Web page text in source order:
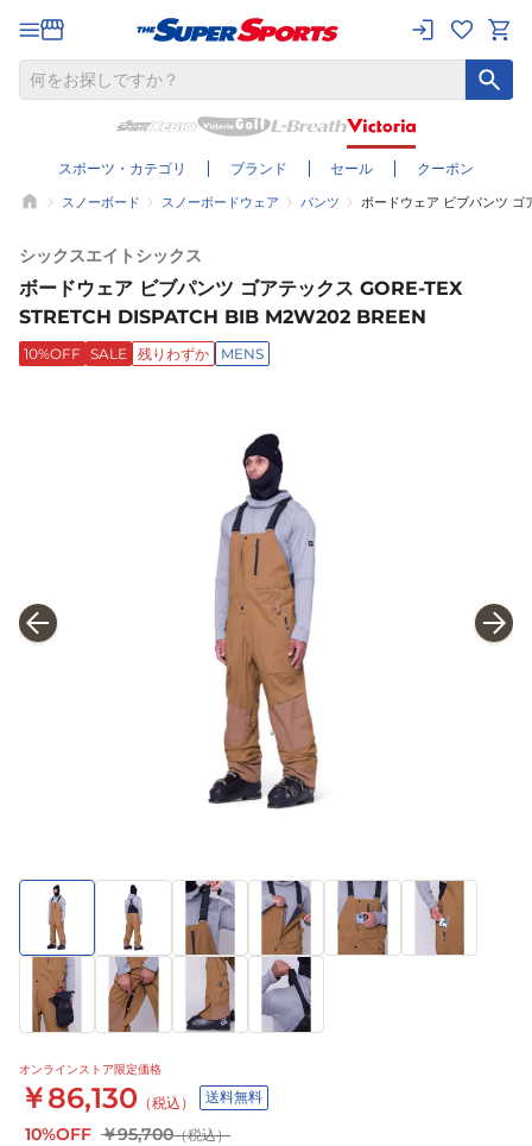
スポーツ・カテゴリ ブランド セール クーポン
スノーボード スノーボードウェア パンツ ボードウェア ビブパンツ
シックスエイトシックス
ボードウェア ビブパンツ ゴアテックス GORE-TEX
STRETCH DISPATCH BIB M2W202 BREEN
10%OFF SALE 残りわずか MENS
オンラインストア限定価格
￥86,130 （税込） 送料無料
10%OFF ￥95,700（税込）